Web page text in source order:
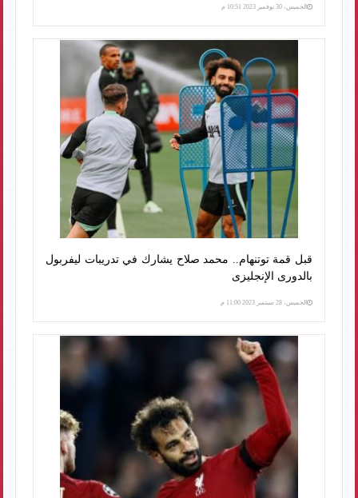
الخميس، 30 نوفمبر 2023 10:51 م
قبل قمة توتنهام.. محمد صلاح يشارك في تدريبات ليفربول
بالدورى الإنجليزى
الخميس، 28 سبتمبر 2023 11:00 م